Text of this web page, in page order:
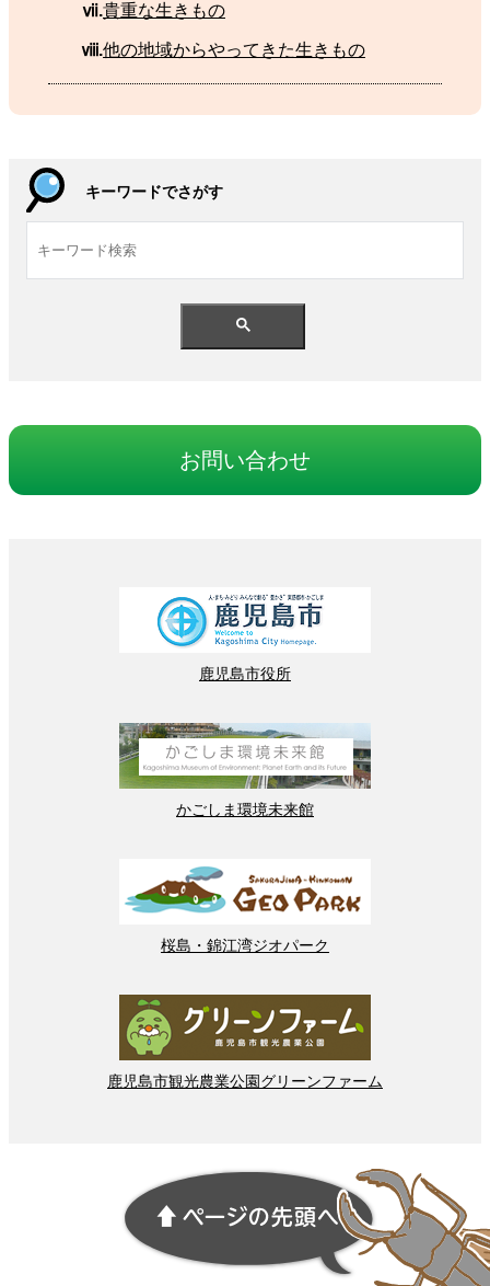
ⅶ.貴重な生きもの
ⅷ.他の地域からやってきた生きもの
キーワードでさがす
お問い合わせ
鹿児島市役所
かごしま 環境未来館
桜島 ・ 錦江湾ジオパーク
鹿児島市観光農業公園 グリーンファーム